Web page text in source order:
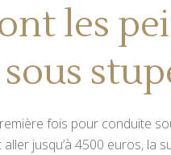
les
fois pour conduite
jusqu’à 4500 euros, la